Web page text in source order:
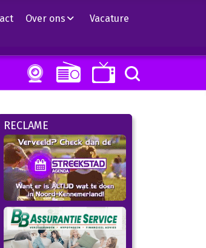
Over ons Vacature
RECLAME